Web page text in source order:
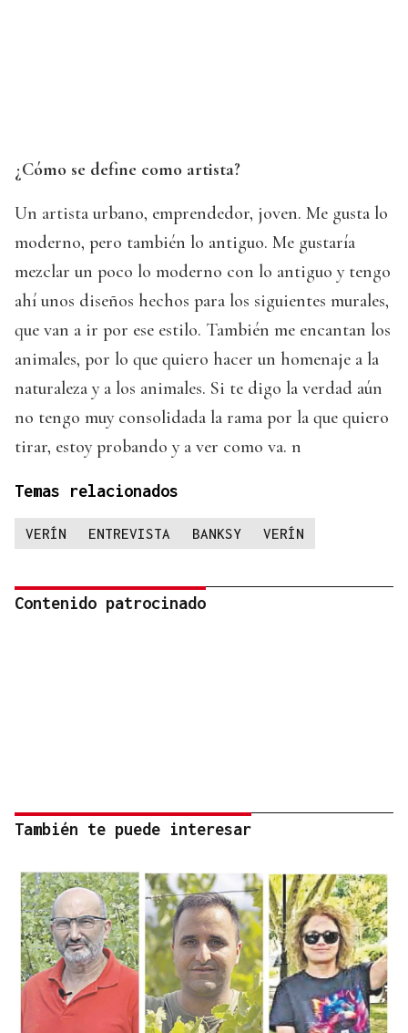
¿Cómo se define como artista?
Un artista urbano, emprendedor, joven. Me gusta lo
moderno, pero también lo antiguo. Me gustaría
mezclar un poco lo moderno con lo antiguo y tengo
ahí unos diseños hechos para los siguientes murales,
que van a ir por ese estilo. También me encantan los
animales, por lo que quiero hacer un homenaje a la
naturaleza y a los animales. Si te digo la verdad aún
no tengo muy consolidada la rama por la que quiero
tirar, estoy probando y a ver como va. n
Temas relacionados
VERÍN ENTREVISTA BANKSY VERÍN
Contenido patrocinado
También te puede interesar